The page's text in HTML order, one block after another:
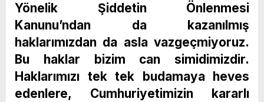
Yönelik Şiddetin Önlenmesi
Kanunu’ndan da kazanılmış
haklarımızdan da asla vazgeçmiyoruz.
Bu haklar bizim can simidimizdir.
Haklarımızı tek tek budamaya heves
edenlere, Cumhuriyetimizin kararlı